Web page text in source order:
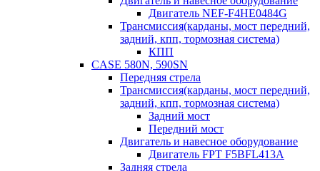
Двигатель NEF-F4HE0484G
Трансмиссия(карданы, мост передний,
задний, кпп, тормозная система)
КПП
CASE 580N, 590SN
Передняя стрела
Трансмиссия(карданы, мост передний,
задний, кпп, тормозная система)
Задний мост
Передний мост
Двигатель и навесное оборудование
Двигатель FPT F5BFL413A
Задняя стрела